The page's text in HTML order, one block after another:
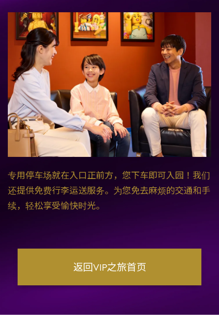
专用停车场就在入口正前方，您下车即可入园！我们
还提供免费行李运送服务。为您免去麻烦的交通和手
续，轻松享受愉快时光。
返回VIP之旅首页